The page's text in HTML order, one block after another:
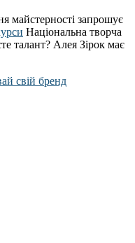
майстерності запрошує
Національна творча
талант? Алея Зірок має